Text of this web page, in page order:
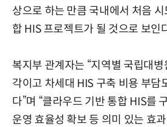
상으로 하는 만큼 국내에서 처음
합 HIS 프로젝트가 될 것으로 보인
복지부 관계자는 “지역별 국립대
각이고 차세대 HIS 구축 비용 부담
다”며 “클라우드 기반 통합 HIS를
운영 효율성 확보 등 의미 있는 효